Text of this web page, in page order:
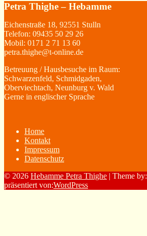
Petra Thighe – Hebamme
Eichenstraße 18, 92551 Stulln
Telefon: 09435 50 29 26
Mobil: 0171 2 71 13 60
petra.thighe@t-online.de
Betreuung / Hausbesuche im Raum:
Schwarzenfeld, Schmidgaden,
Oberviechtach, Neunburg v. Wald
Gerne in englischer Sprache
Home
Kontakt
Impressum
Datenschutz
© 2026 Hebamme Petra Thighe | Theme by:
präsentiert von:WordPress